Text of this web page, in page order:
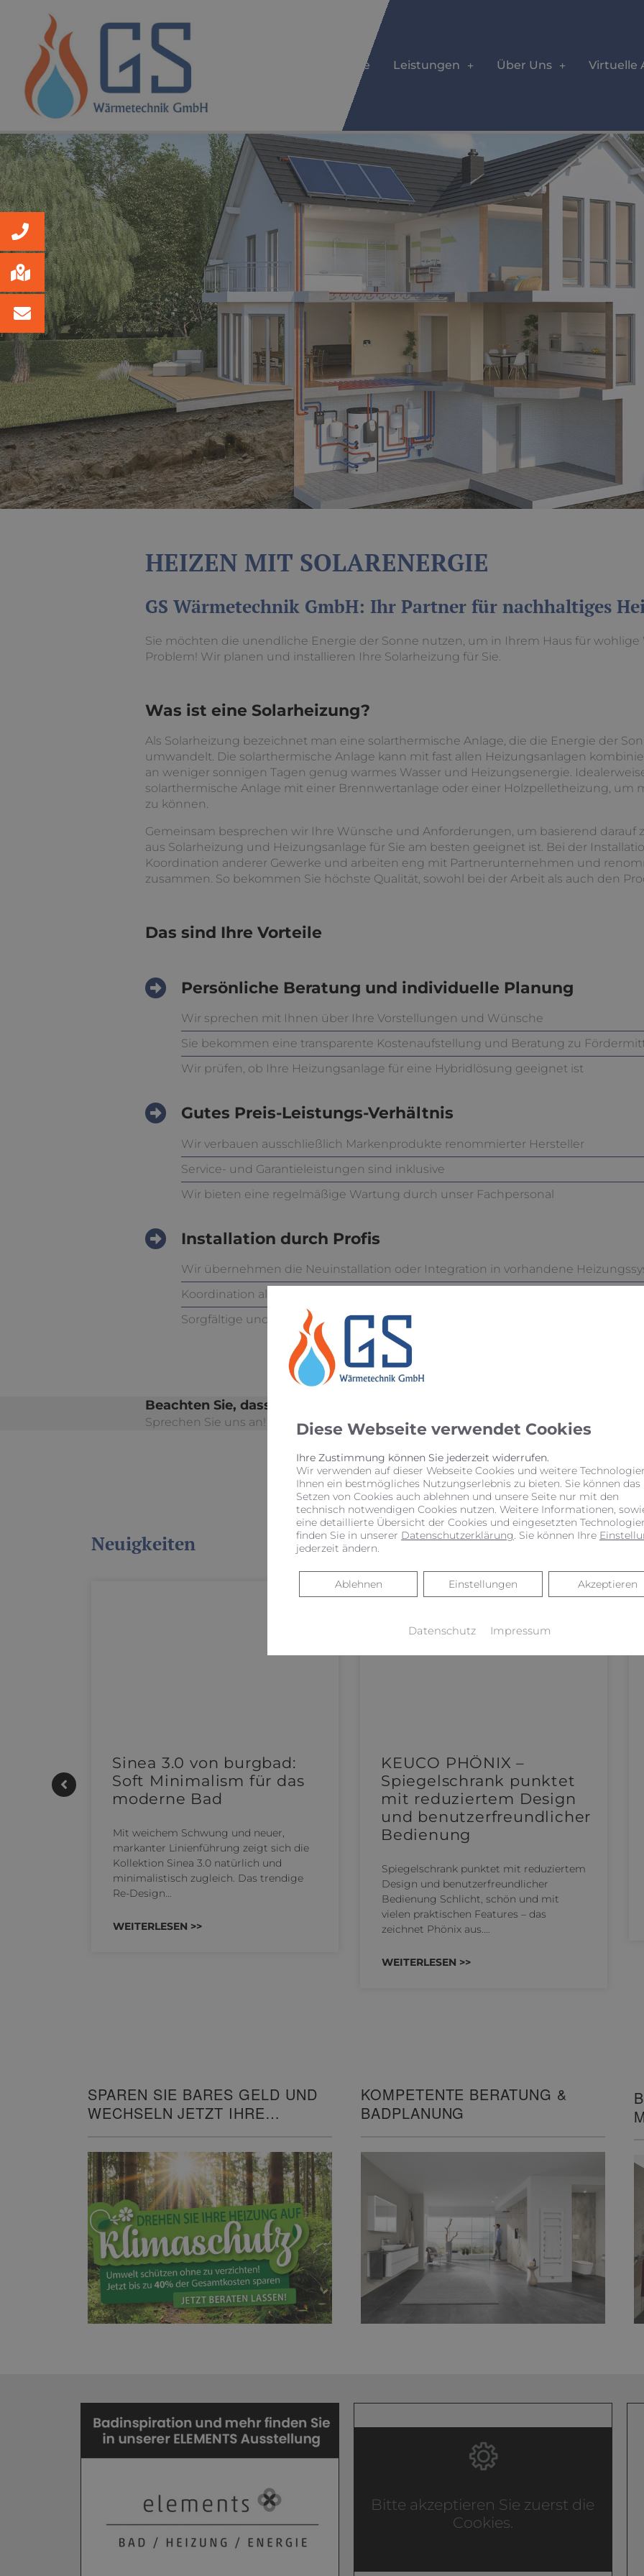
Home Leistungen Über Uns Virtuelle
HEIZEN MIT SOLARENERGIE
GS Wärmetechnik GmbH: Ihr Partner für nachhaltiges
Sie möchten die unendliche Energie der Sonne nutzen, um in Ihrem Haus für wohlige
Problem! Wir planen und installieren Ihre Solarheizung für Sie.
Was ist eine Solarheizung?
Als Solarheizung bezeichnet man eine solarthermische Anlage, die die Energie der
umwandelt. Die solarthermische Anlage kann mit fast allen Heizungsanlagen
an weniger sonnigen Tagen genug warmes Wasser und Heizungsenergie.
solarthermische Anlage mit einer Brennwertanlage oder einer Holzpelletheizung, um
zu können.
Gemeinsam besprechen wir Ihre Wünsche und Anforderungen, um basierend darauf
aus Solarheizung und Heizungsanlage für Sie am besten geeignet ist. Bei der
Koordination anderer Gewerke und arbeiten eng mit Partnerunternehmen und
zusammen. So bekommen Sie höchste Qualität, sowohl bei der Arbeit als auch den
Das sind Ihre Vorteile
Persönliche Beratung und individuelle Planung
Wir sprechen mit Ihnen über Ihre Vorstellungen und Wünsche
Sie bekommen eine transparente Kostenaufstellung und Beratung zu
Wir prüfen, ob Ihre Heizungsanlage für eine Hybridlösung geeignet ist
Gutes Preis-Leistungs-Verhältnis
Wir verbauen ausschließlich Markenprodukte renommierter Hersteller
Service- und Garantieleistungen sind inklusive
Wir bieten eine regelmäßige Wartung durch unser Fachpersonal
Installation durch Profis
Wir übernehmen die Neuinstallation oder Integration in vorhandene
Koordination aller nötigen beteiligten Gewerke
Sorgfältige und termingerechte Ausführung aller Arbeiten
Beachten Sie, dass es eventuell Fördermöglichkeiten gibt.
Sprechen Sie uns an! Wir informieren Sie.
Neuigkeiten
Sinea 3.0 von burgbad:
Soft Minimalism für das
moderne Bad
Mit weichem Schwung und neuer,
markanter Linienführung zeigt sich die
Kollektion Sinea 3.0 natürlich und
minimalistisch zugleich. Das trendige
Re-Design…
WEITERLESEN >>
KEUCO PHÖNIX –
Spiegelschrank punktet
mit reduziertem Design
und benutzerfreundlicher
Bedienung
Spiegelschrank punktet mit reduziertem
Design und benutzerfreundlicher
Bedienung Schlicht, schön und mit
vielen praktischen Features – das
zeichnet Phönix aus.…
WEITERLESEN >>
SPAREN SIE BARES GELD UND
WECHSELN JETZT IHRE
KOMPETENTE BERATUNG &
BADPLANUNG
Bitte akzeptieren Sie zuerst die
Cookies.
Diese Webseite verwendet Cookies
Ihre Zustimmung können Sie jederzeit widerrufen.
Wir verwenden auf dieser Webseite Cookies und weitere
Ihnen ein bestmögliches Nutzungserlebnis zu bieten. Sie können das
Setzen von Cookies auch ablehnen und unsere Seite nur mit den
technisch notwendigen Cookies nutzen. Weitere Informationen,
eine detaillierte Übersicht der Cookies und eingesetzten
finden Sie in unserer Datenschutzerklärung . Sie können Ihre
jederzeit ändern.
Akzeptieren
Einstellungen
Ablehnen
Ablehnen
Datenschutz Impressum